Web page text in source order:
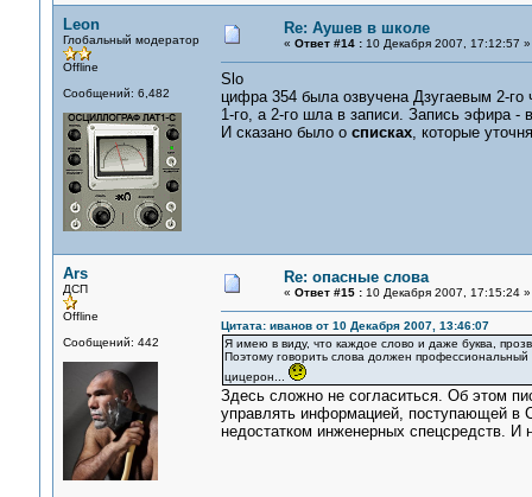
Leon
Глобальный модератор
Offline
Сообщений: 6,482
Re: Аушев в школе
« Ответ #14 :10 Декабря 2007, 17:12:57 »
Slo
цифра 354 была озвучена Дзугаевым 2-
1-го, а 2-го шла в записи. Запись эфира
И сказано было о списках, которые
Ars
ДСП
Offline
Сообщений: 442
Re: опасные слова
« Ответ #15 :10 Декабря 2007, 17:15:24 »
Цитата: иванов от 10 Декабря 2007, 13:46:07
Я имею в виду, что каждое слово и даже буква,
Поэтому говорить слова должен
цицерон...
Здесь сложно не согласиться. Об этом
управлять информацией, поступающей в
недостатком инженерных спецсредств. И